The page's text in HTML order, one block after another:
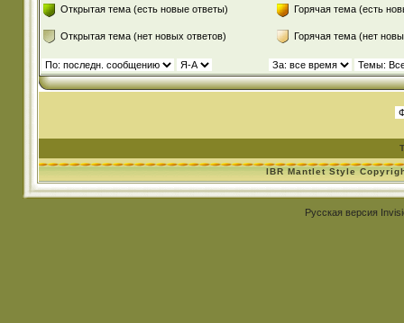
Открытая тема (есть новые ответы)
Открытая тема (нет новых ответов)
Горячая тема (есть
Горячая тема (нет
IBR Mantlet Style
Русская версия